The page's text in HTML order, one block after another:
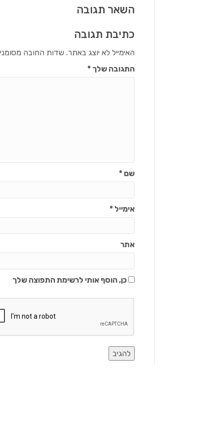
השאר תגובה
כתיבת תגובה
האימייל לא יוצג באתר. שדות החובה
התגובה שלך*
שם*
אימייל*
אתר
כן, הוסף אותי לרשימת התפוצה שלך